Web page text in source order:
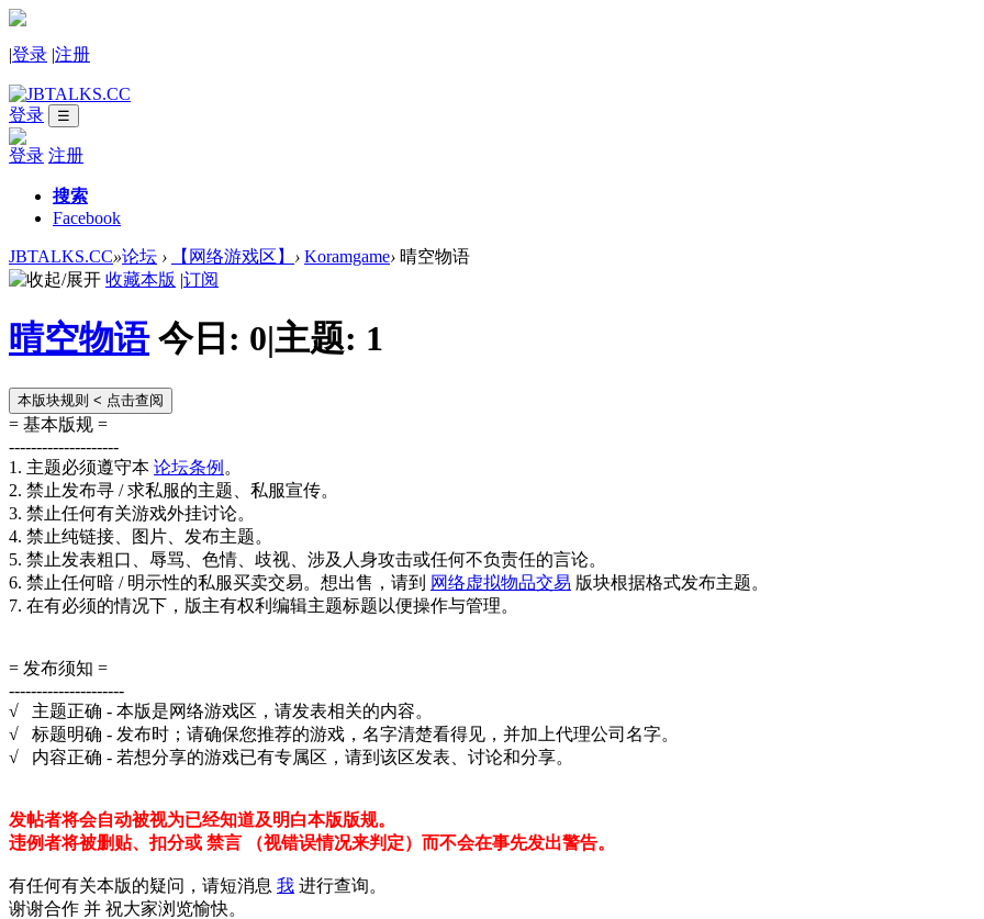
|登录 |注册
登录 ☰
登录 注册
搜索
Facebook
JBTALKS.CC»论坛 › 【网络游戏区】 › Koramgame› 晴空物语
收藏本版 |订阅
晴空物语 今日: 0|主题: 1
本版块规则 < 点击查阅
= 基本版规 =
--------------------
1. 主题必须遵守本 论坛条例 。
2. 禁止发布寻 / 求私服的主题、私服宣传。
3. 禁止任何有关游戏外挂讨论。
4. 禁止纯链接、图片、发布主题。
5. 禁止发表粗口、辱骂、色情、歧视、涉及人身攻击或任何不负责任的言论。
6. 禁止任何暗 / 明示性的私服买卖交易。想出售，请到 网络虚拟物品交易 版块根据格式发布主题。
7. 在有必须的情况下，版主有权利编辑主题标题以便操作与管理。
= 发布须知 =
---------------------
√ 主题正确 - 本版是网络游戏区，请发表相关的内容。
√ 标题明确 - 发布时；请确保您推荐的游戏，名字清楚看得见，并加上代理公司名字。
√ 内容正确 - 若想分享的游戏已有专属区，请到该区发表、讨论和分享。
发帖者将会自动被视为已经知道及明白本版版规。
违例者将被删贴、扣分或 禁言 （视错误情况来判定）而不会在事先发出警告。
有任何有关本版的疑问，请短消息 我 进行查询。
谢谢合作 并 祝大家浏览愉快。